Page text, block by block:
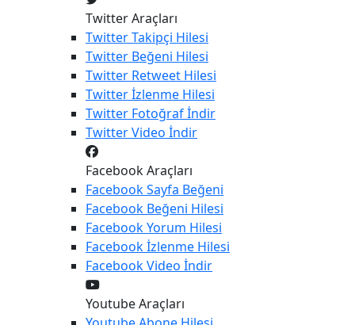
Twitter Araçları
TwitterTakipçi Hilesi
Twitter Beğeni Hilesi
Twitter Retweet Hilesi
Twitterİzlenme Hilesi
Twitter Fotoğraf İndir
TwitterVideo İndir
Facebook Araçları
FacebookSayfa Beğeni
Facebook Beğeni Hilesi
FacebookYorum Hilesi
Facebookİzlenme Hilesi
FacebookVideo İndir
Youtube Araçları